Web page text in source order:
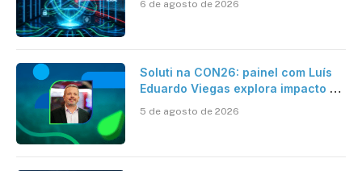
6 de agosto de 2026
Soluti na CON26: painel com Luís
Eduardo Viegas explora impacto de
Contabilidade
5 de agosto de 2026